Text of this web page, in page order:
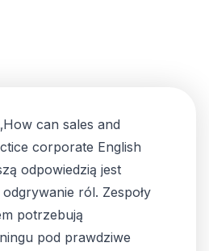
can sales and
corporate English
odpowiedzią jest
ról. Zespoły
potrzebują
pod prawdziwe